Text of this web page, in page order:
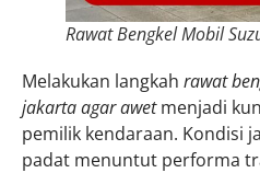
Rawat Bengkel Mobil
Melakukan langkah rawat
jakarta agar awetmenjadi
pemilik kendaraan. Kondisi
padat menuntut performa